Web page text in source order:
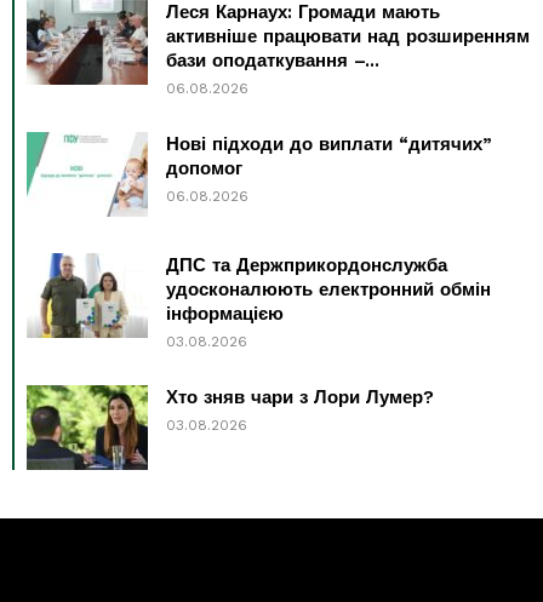
Леся Карнаух: Громади мають
активніше працювати над розширенням
бази оподаткування –...
06.08.2026
Нові підходи до виплати “дитячих”
допомог
06.08.2026
ДПС та Держприкордонслужба
удосконалюють електронний обмін
інформацією
03.08.2026
Хто зняв чари з Лори Лумер?
03.08.2026